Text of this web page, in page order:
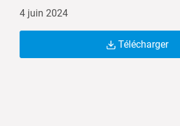
4 juin 2024
Télécharger